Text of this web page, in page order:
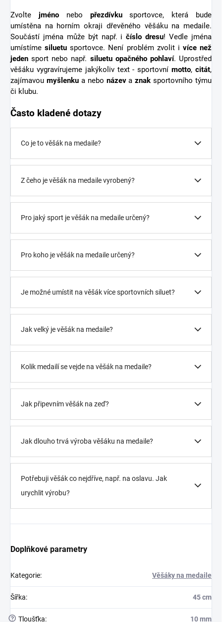
Zvolte jménonebo přezdívkusportovce, která bude
umístěna na horním okraji dřevěného věšáku na medaile.
Součástí jména může být např. ičíslo dresu! Vedle jména
umístímesiluetu sportovce. Není problém zvolit i více než
jeden sport nebo např. siluetu opačného pohlaví. Uprostřed
věšáku vygravírujeme jakýkoliv text - sportovnímotto,citát,
zajímavou myšlenkua nebo názevaznak sportovního týmu
či klubu.
Často kladené dotazy
Co je to věšák na medaile?
Z čeho je věšák na medaile vyrobený?
Pro jaký sport je věšák na medaile určený?
Pro koho je věšák na medaile určený?
Je možné umístit na věšák více sportovních siluet?
Jak velký je věšák na medaile?
Kolik medailí se vejde na věšák na medaile?
Jak připevním věšák na zeď?
Jak dlouho trvá výroba věšáku na medaile?
Potřebuji věšák co nejdříve, např. na oslavu. Jak
urychlit výrobu?
Doplňkové parametry
Kategorie: Věšáky na medaile
Šířka: 45 cm
? Tloušťka: 10 mm